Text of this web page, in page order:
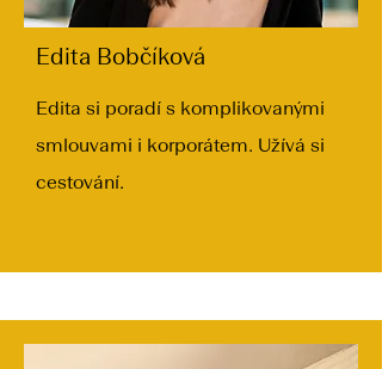
Edita Bobčíková
Edita si poradí s komplikovanými
smlouvami i korporátem. Užívá si
cestování.